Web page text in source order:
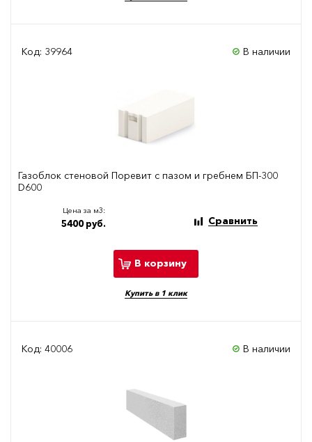
Код: 39964 В наличии
Газоблок стеновой Поревит с пазом и гребнем БП-300
D600
Цена за м3:
5400 руб. Сравнить
В корзину
Купить в 1 клик
Код: 40006 В наличии